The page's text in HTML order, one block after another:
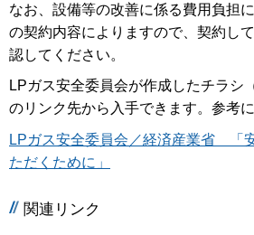
なお、設備等の改善に係る費用負担
の契約内容によりますので、契約し
認してください。
LPガス安全委員会が作成したチラシ
のリンク先から入手できます。参考
LPガス安全委員会／経済産業省 「
ただくために」
関連リンク